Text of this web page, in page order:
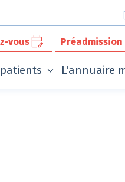
vousedit_calendar
L'annuaire